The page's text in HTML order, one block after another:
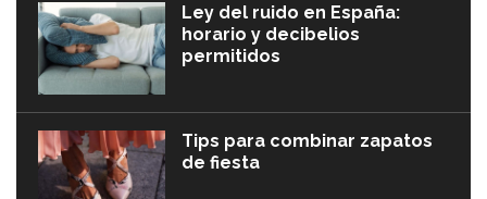
Ley del ruido en España:
horario y decibelios
permitidos
Tips para combinar zapatos
de fiesta